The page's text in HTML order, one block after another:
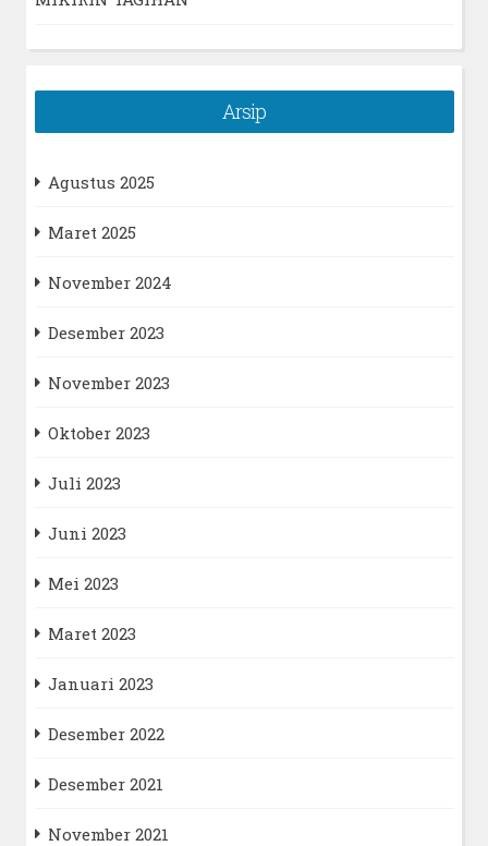
Arsip
Agustus 2025
Maret 2025
November 2024
Desember 2023
November 2023
Oktober 2023
Juli 2023
Juni 2023
Mei 2023
Maret 2023
Januari 2023
Desember 2022
Desember 2021
November 2021